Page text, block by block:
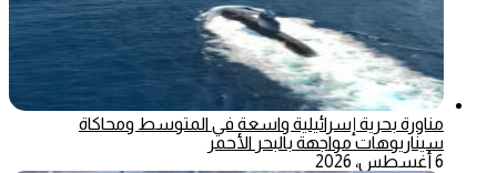
مناورة بحرية إسرائيلية واسعة في المتوسط ومحاكاة
سيناريوهات مواجهة بالبحر الأحمر
6 أغسطس، 2026